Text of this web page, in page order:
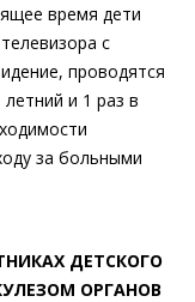
время дети
с
проводятся
и 1 раз в
за больными
ДЕТСКОГО
ОРГАНОВ